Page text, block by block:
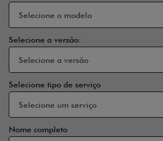
Selecione a versão:
Selecione tipo de serviço
Nome completo